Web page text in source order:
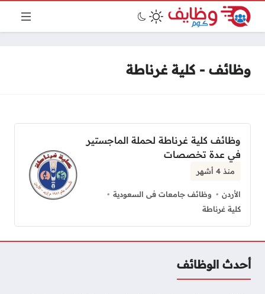
وظائف - كلية غرناطة
وظائف كلية غرناطة لحملة الماجستير
في عدة تخصصات
منذ 4 أشهر
الأردن
وظائف جامعات فى السعودية
كلية غرناطة
أحدث الوظائف